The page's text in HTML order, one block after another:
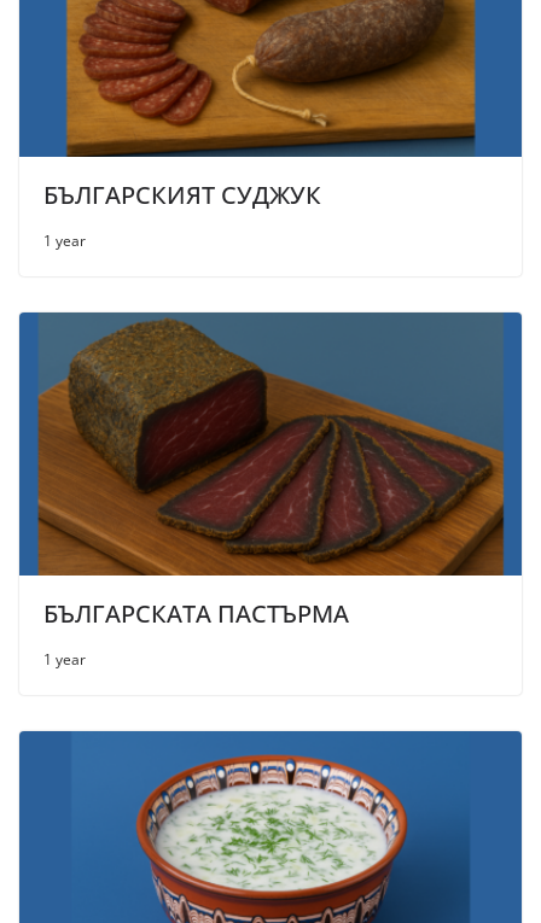
БЪЛГАРСКИЯТ СУДЖУК
1 year
БЪЛГАРСКАТА ПАСТЪРМА
1 year